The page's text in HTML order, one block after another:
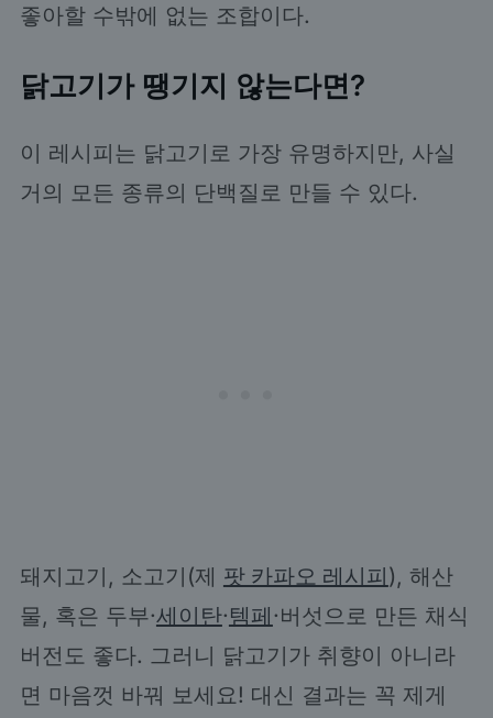
좋아할 수밖에 없는 조합이다.
닭고기가 땡기지 않는다면?
이 레시피는 닭고기로 가장 유명하지만, 사실
거의 모든 종류의 단백질로 만들 수 있다.
돼지고기, 소고기(제 팟 카파오 레시피), 해산
물, 혹은 두부·세이탄·템페·버섯으로 만든 채식
버전도 좋다. 그러니 닭고기가 취향이 아니라
면 마음껏 바꿔 보세요! 대신 결과는 꼭 제게